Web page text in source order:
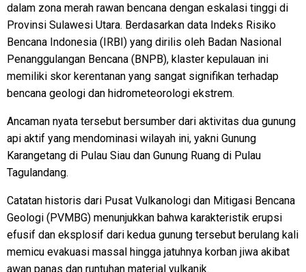
dalam zona merah rawan bencana dengan eskalasi tinggi di
Provinsi Sulawesi Utara. Berdasarkan data Indeks Risiko
Bencana Indonesia (IRBI) yang dirilis oleh Badan Nasional
Penanggulangan Bencana (BNPB), klaster kepulauan ini
memiliki skor kerentanan yang sangat signifikan terhadap
bencana geologi dan hidrometeorologi ekstrem.
Ancaman nyata tersebut bersumber dari aktivitas dua gunung
api aktif yang mendominasi wilayah ini, yakni Gunung
Karangetang di Pulau Siau dan Gunung Ruang di Pulau
Tagulandang.
Catatan historis dari Pusat Vulkanologi dan Mitigasi Bencana
Geologi (PVMBG) menunjukkan bahwa karakteristik erupsi
efusif dan eksplosif dari kedua gunung tersebut berulang kali
memicu evakuasi massal hingga jatuhnya korban jiwa akibat
awan panas dan runtuhan material vulkanik.